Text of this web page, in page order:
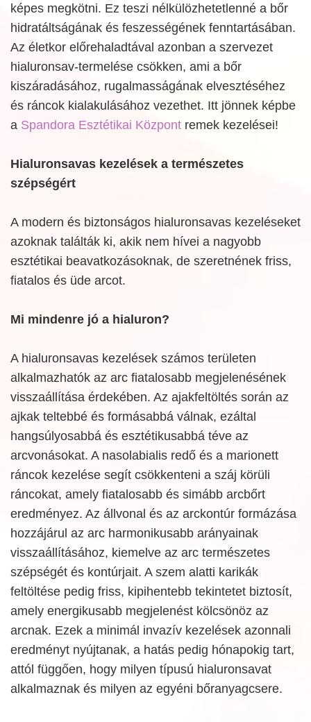
képes megkötni. Ez teszi nélkülözhetetlenné a bőr
hidratáltságának és feszességének fenntartásában.
Az életkor előrehaladtával azonban a szervezet
hialuronsav-termelése csökken, ami a bőr
kiszáradásához, rugalmasságának elvesztéséhez
és ráncok kialakulásához vezethet. Itt jönnek képbe
a Spandora Esztétikai Központ remek kezelései!
Hialuronsavas kezelések a természetes
szépségért
A modern és biztonságos hialuronsavas kezeléseket
azoknak találták ki, akik nem hívei a nagyobb
esztétikai beavatkozásoknak, de szeretnének friss,
fiatalos és üde arcot.
Mi mindenre jó a hialuron?
A hialuronsavas kezelések számos területen
alkalmazhatók az arc fiatalosabb megjelenésének
visszaállítása érdekében. Az ajakfeltöltés során az
ajkak teltebbé és formásabbá válnak, ezáltal
hangsúlyosabbá és esztétikusabbá téve az
arcvonásokat. A nasolabialis redő és a marionett
ráncok kezelése segít csökkenteni a száj körüli
ráncokat, amely fiatalosabb és simább arcbőrt
eredményez. Az állvonal és az arckontúr formázása
hozzájárul az arc harmonikusabb arányainak
visszaállításához, kiemelve az arc természetes
szépségét és kontúrjait. A szem alatti karikák
feltöltése pedig friss, kipihentebb tekintetet biztosít,
amely energikusabb megjelenést kölcsönöz az
arcnak. Ezek a minimál invazív kezelések azonnali
eredményt nyújtanak, a hatás pedig hónapokig tart,
attól függően, hogy milyen típusú hialuronsavat
alkalmaznak és milyen az egyéni bőranyagcsere.